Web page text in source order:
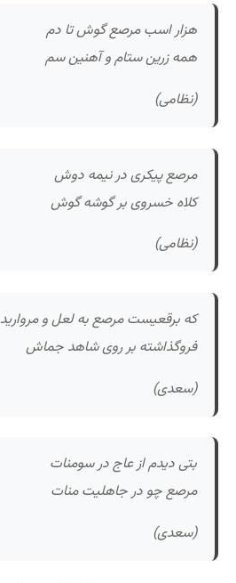
هزار اسب مرصع گوش تا دم
همه زرین ستام و آهنین سم
(نظامی)
مرصع پیکری در نیمه دوش
کلاه خسروی بر گوشه گوش
(نظامی)
که برقعیست مرصع به لعل و مروارید
فروگذاشته بر روی شاهد جماش
(سعدی)
بتی دیدم از عاج در سومنات
مرصع چو در جاهلیت منات
(سعدی)